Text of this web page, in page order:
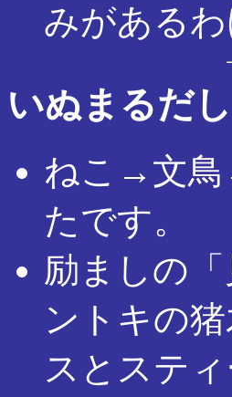
みがあるわ
いぬまるだ
ねこ→文鳥
たです。
励ましの
ントキの
スとステ